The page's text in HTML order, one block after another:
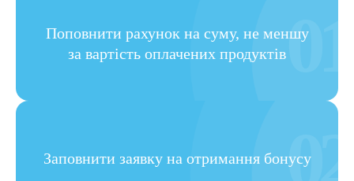
01
Поповнити рахунок на суму, не меншу
за вартість оплачених продуктів
02
Заповнити заявку на отримання бонусу